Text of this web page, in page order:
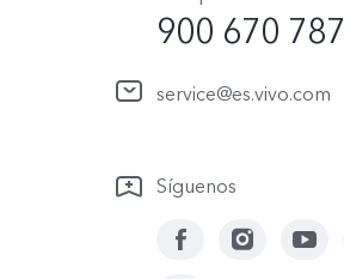
900 670 787
service@es.vivo.com
Síguenos